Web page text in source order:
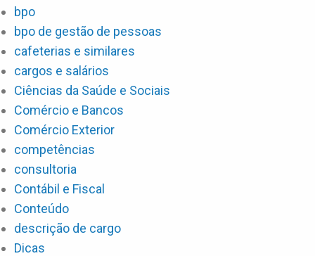
bpo
bpo de gestão de pessoas
cafeterias e similares
cargos e salários
Ciências da Saúde e Sociais
Comércio e Bancos
Comércio Exterior
competências
consultoria
Contábil e Fiscal
Conteúdo
descrição de cargo
Dicas